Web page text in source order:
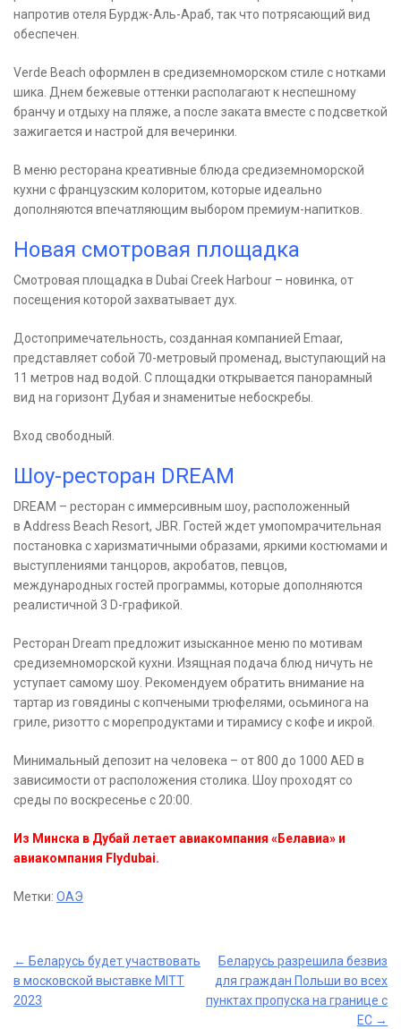
напротив отеля Бурдж-Аль-Араб, так что потрясающий вид
обеспечен.
Verde Beach оформлен в средиземноморском стиле с нотками
шика. Днем бежевые оттенки располагают к неспешному
бранчу и отдыху на пляже, а после заката вместе с подсветкой
зажигается и настрой для вечеринки.
В меню ресторана креативные блюда средиземноморской
кухни с французским колоритом, которые идеально
дополняются впечатляющим выбором премиум-напитков.
Новая смотровая площадка
Смотровая площадка в Dubai Creek Harbour – новинка, от
посещения которой захватывает дух.
Достопримечательность, созданная компанией Emaar,
представляет собой 70-метровый променад, выступающий на
11 метров над водой. С площадки открывается панорамный
вид на горизонт Дубая и знаменитые небоскребы.
Вход свободный.
Шоу-ресторан DREAM
DREAM – ресторан с иммерсивным шоу, расположенный
в Address Beach Resort, JBR. Гостей ждет умопомрачительная
постановка с харизматичными образами, яркими костюмами и
выступлениями танцоров, акробатов, певцов,
международных гостей программы, которые дополняются
реалистичной 3 D-графикой.
Ресторан Dream предложит изысканное меню по мотивам
средиземноморской кухни. Изящная подача блюд ничуть не
уступает самому шоу. Рекомендуем обратить внимание на
тартар из говядины с копчеными трюфелями, осьминога на
гриле, ризотто с морепродуктами и тирамису с кофе и икрой.
Минимальный депозит на человека – от 800 до 1000 AED в
зависимости от расположения столика. Шоу проходят со
среды по воскресенье с 20:00.
Из Минска в Дубай летает авиакомпания «Белавиа» и
авиакомпания Flydubai.
Метки: ОАЭ
Post
navigation
← Беларусь будет участвовать
в московской выставке MITT
2023
Беларусь разрешила безвиз
для граждан Польши во всех
пунктах пропуска на границе с
ЕС →